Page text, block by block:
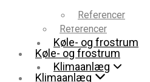
Referencer
Køle- og frostrum
Klimaanlæg
Referencer
Køle- og frostrum
Klimaanlæg